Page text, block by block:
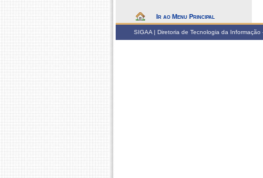
Ir ao Menu Principal
SIGAA | Diretoria de Tecnologia da